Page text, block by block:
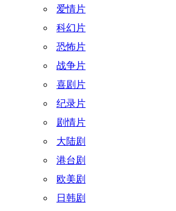
爱情片
科幻片
恐怖片
战争片
喜剧片
纪录片
剧情片
大陆剧
港台剧
欧美剧
日韩剧